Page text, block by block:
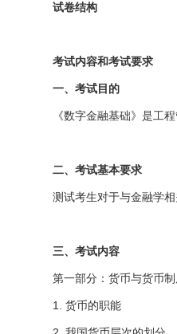
试卷结构
考试内容和考试要求
一、考试目的
《数字金融基础》是工
二、考试基本要求
测试考生对于与金融学
三、考试内容
第一部分：货币与货币
1. 货币的职能